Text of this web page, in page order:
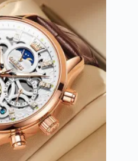
opciones
se
pueden
elegir
en
la
página
de
producto